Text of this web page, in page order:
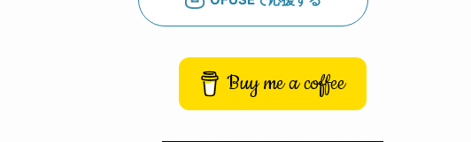
Buy me a coffee